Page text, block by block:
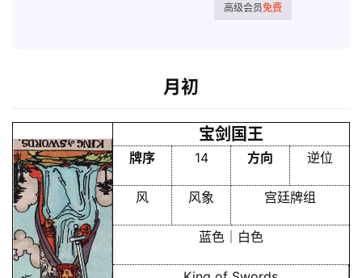
黄
历
占
高级会员免费
月初
宝剑国王
牌序 14 方向 逆位
风 风象 宫廷牌组
蓝色｜白色